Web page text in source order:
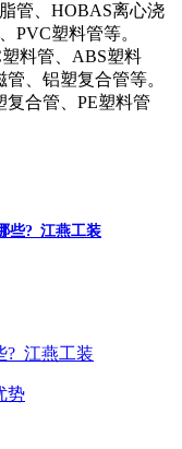
管、HOBAS离心浇
PVC塑料管等。
料管、ABS塑料
、铝塑复合管等。
复合管、PE塑料管
些?_江燕工装
?_江燕工装
势